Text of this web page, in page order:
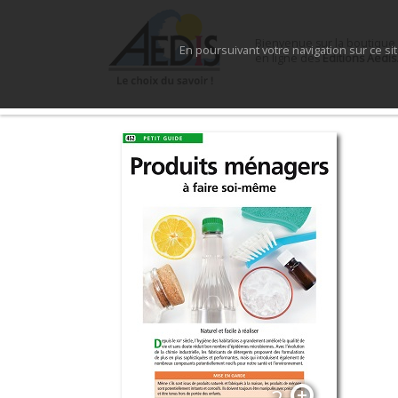
Bienvenue sur la boutique
en ligne desÉditions Aedis.
En poursuivant votre navigation sur ce